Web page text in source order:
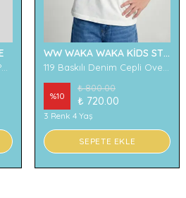
WW WAKA WAKA KİDS STORE
%10
₺ 800.00
₺ 720.00
3 Renk 4 Yaş
SEPETE EKLE